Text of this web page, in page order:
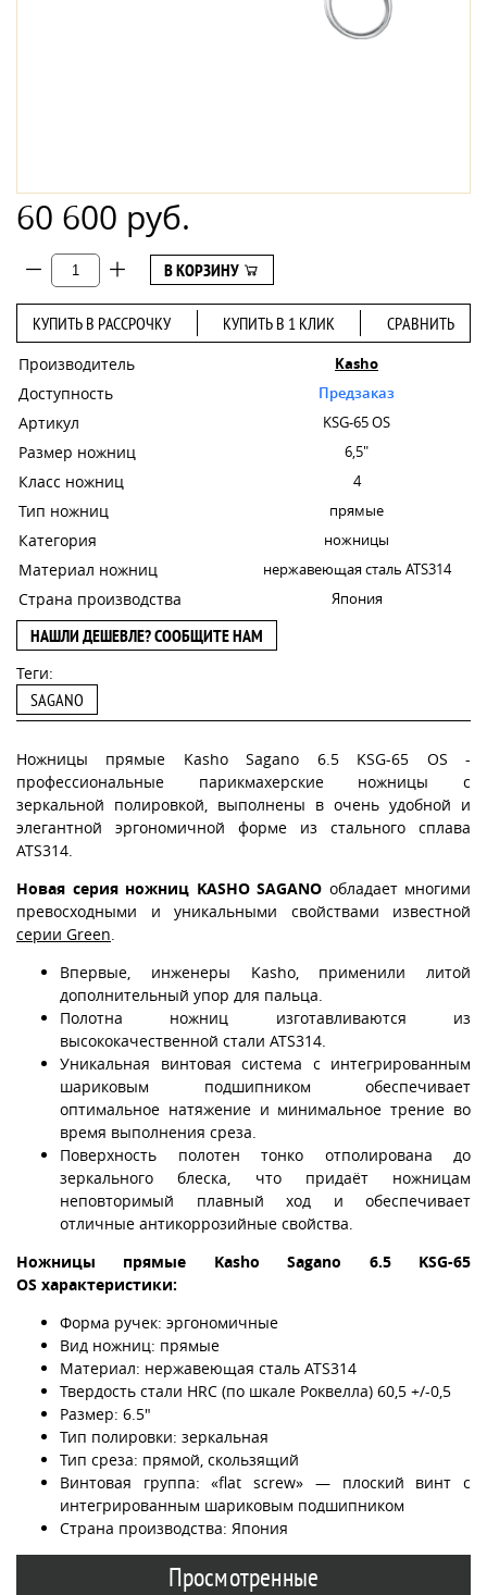
60 600 руб.
В КОРЗИНУ
КУПИТЬ В РАССРОЧКУ КУПИТЬ В 1 КЛИК СРАВНИТЬ
Производитель Kasho
Доступность Предзаказ
Артикул KSG-65 OS
Размер ножниц 6,5"
Класс ножниц 4
Тип ножниц прямые
Категория ножницы
Материал ножниц нержавеющая сталь ATS314
Страна производства Япония
НАШЛИ ДЕШЕВЛЕ? СООБЩИТЕ НАМ
Теги:
SAGANO
Ножницы прямые Kasho Sagano 6.5 KSG-65 OS -
профессиональные парикмахерские ножницы с
зеркальной полировкой, выполнены в очень удобной и
элегантной эргономичной форме из стального сплава
ATS314.
Новая серия ножниц KASHO SAGANO обладает многими
превосходными и уникальными свойствами известной
серии Green
Впервые, инженеры Kasho, применили литой
дополнительный упор для пальца.
Полотна ножниц изготавливаются из
высококачественной стали ATS314.
Уникальная винтовая система с интегрированным
шариковым подшипником обеспечивает
оптимальное натяжение и минимальное трение во
время выполнения среза.
Поверхность полотен тонко отполирована до
зеркального блеска, что придаёт ножницам
неповторимый плавный ход и обеспечивает
отличные антикоррозийные свойства.
Ножницы прямые Kasho Sagano 6.5 KSG-65
OS характеристики:
Форма ручек: эргономичные
Вид ножниц: прямые
Материал: нержавеющая сталь ATS314
Твердость стали HRC (по шкале Роквелла) 60,5 +/-0,5
Размер: 6.5"
Тип полировки: зеркальная
Тип среза: прямой, скользящий
Винтовая группа: «flat screw» — плоский винт с
интегрированным шариковым подшипником
Страна производства: Япония
Просмотренные